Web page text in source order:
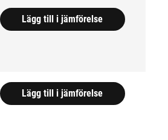
Lägg till i jämförelse
Lägg till i jämförelse